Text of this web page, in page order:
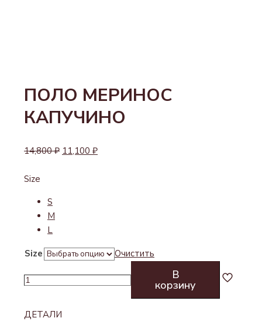
ПОЛО МЕРИНОС
КАПУЧИНО
14,800₽ 11,100 ₽
Size
S
M
L
Size
Очистить
Количество
МЕРИНОС
В
корзину
ДЕТАЛИ